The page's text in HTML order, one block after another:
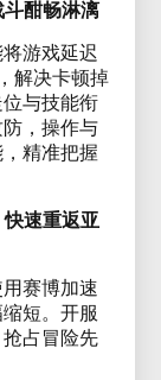
酣畅淋漓
游戏延迟
解决卡顿掉
与技能衔
，操作与
精准把握
速重返亚
赛博加速
短。开服
占冒险先